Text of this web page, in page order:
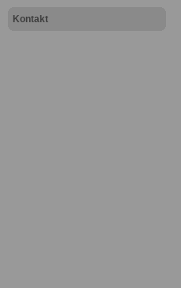
Kontakt